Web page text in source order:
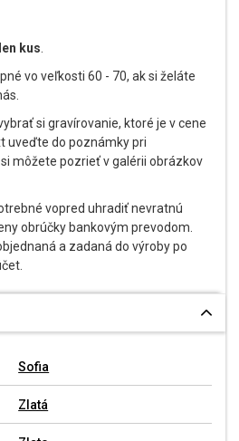
kus
vo veľkosti 60 - 70, ak si želáte
si gravírovanie, ktoré je v cene
uveďte do poznámky pri
môžete pozrieť v galérii obrázkov
vopred uhradiť nevratnú
obrúčky bankovým prevodom.
a zadaná do výroby po
Sofia
Zlatá